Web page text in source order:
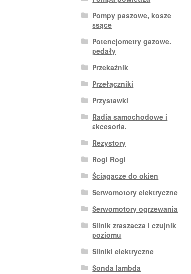
Pompy paszowe, kosze
ssące
Potencjometry gazowe.
pedały
Przekaźnik
Przełączniki
Przystawki
Radia samochodowe i
akcesoria.
Rezystory
Rogi Rogi
Ściągacze do okien
Serwomotory elektryczne
Serwomotory ogrzewania
Silnik zraszacza i czujnik
poziomu
Silniki elektryczne
Sonda lambda